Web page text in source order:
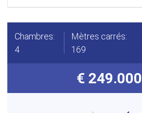
Chambres:
4
Mètres carrés:
169
€ 249.000